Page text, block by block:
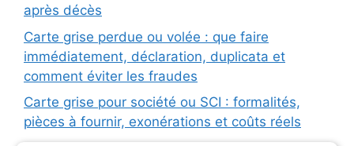
après décès
Carte grise perdue ou volée : que faire
immédiatement, déclaration, duplicata et
comment éviter les fraudes
Carte grise pour société ou SCI : formalités,
pièces à fournir, exonérations et coûts réels